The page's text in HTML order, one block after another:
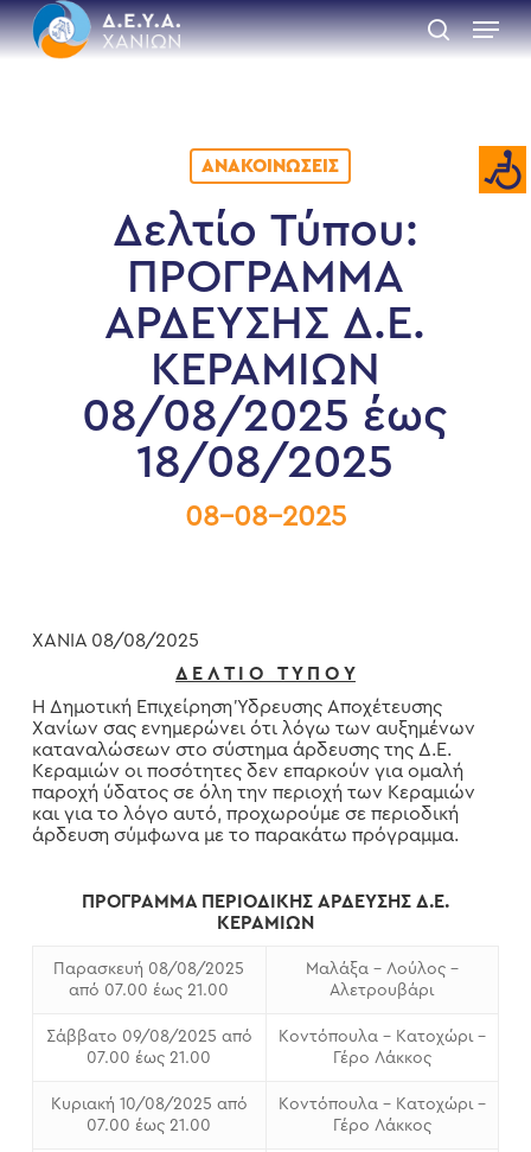
Skip
to
main
search
Menu
ΑΝΑΚΟΙΝΏΣΕΙΣ
Δελτίο Τύπου:
ΠΡΟΓΡΑΜΜΑ
ΑΡΔΕΥΣΗΣ Δ.Ε.
ΚΕΡΑΜΙΩΝ
08/08/2025 έως
18/08/2025
08-08-2025
ΧΑΝΙΑ 08/08/2025
Δ Ε Λ Τ Ι Ο Τ Υ Π Ο Υ
Η Δημοτική Επιχείρηση Ύδρευσης Αποχέτευσης
Χανίων σας ενημερώνει ότι λόγω των αυξημένων
καταναλώσεων στο σύστημα άρδευσης της Δ.Ε.
Κεραμιών οι ποσότητες δεν επαρκούν για ομαλή
παροχή ύδατος σε όλη την περιοχή των Κεραμιών
και για το λόγο αυτό, προχωρούμε σε περιοδική
άρδευση σύμφωνα με το παρακάτω πρόγραμμα.
ΠΡΟΓΡΑΜΜΑ ΠΕΡΙΟΔΙΚΗΣ ΑΡΔΕΥΣΗΣ Δ.Ε.
ΚΕΡΑΜΙΩΝ
Παρασκευή 08/08/2025
από 07.00 έως 21.00
Μαλάξα – Λούλος –
Αλετρουβάρι
Σάββατο 09/08/2025 από
07.00 έως 21.00
Κοντόπουλα – Κατοχώρι –
Γέρο Λάκκος
Κυριακή 10/08/2025 από
07.00 έως 21.00
Κοντόπουλα – Κατοχώρι –
Γέρο Λάκκος